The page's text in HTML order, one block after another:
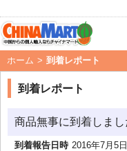
ホーム > 到着レポート
到着レポート
商品無事に到着しまし
到着報告日時 2016年7月5